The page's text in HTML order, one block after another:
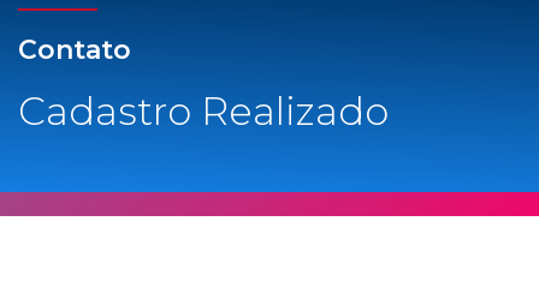
Contato
Cadastro Realizado